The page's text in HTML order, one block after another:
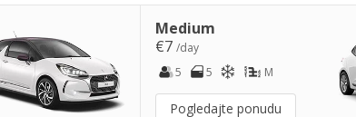
Medium
€7/day
5
5 M
Pogledajte ponudu